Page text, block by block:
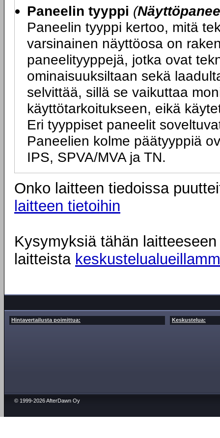
Paneelin tyyppi (
Paneelin tyyppi kertoo, mitä
varsinainen näyttöosa on
paneelityyppejä, jotka ovat
ominaisuuksiltaan sekä
selvittää, sillä se vaikuttaa
käyttötarkoitukseen, eikä
Eri tyyppiset paneelit
Paneelien kolme päätyyppiä
IPS, SPVA/MVA ja TN.
Onko laitteen tiedoissa
laitteen tietoihin
Kysymyksiä tähän
laitteista
Hintavertailusta poimittua: Keskustelua:
© 1999-2026 AfterDawn Oy